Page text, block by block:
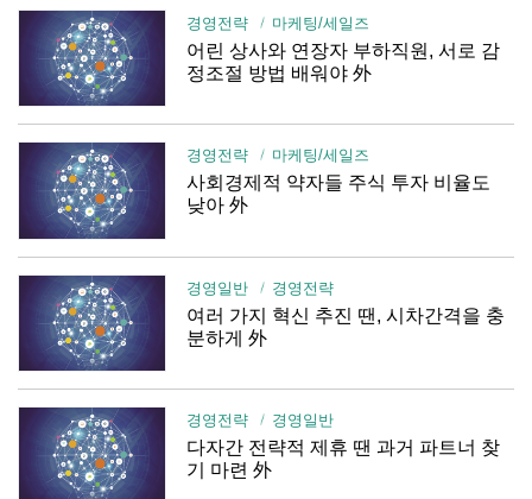
경영전략 마케팅/세일즈
어린 상사와 연장자 부하직원, 서로 감
정조절 방법 배워야 外
경영전략 마케팅/세일즈
사회경제적 약자들 주식 투자 비율도
낮아 外
경영일반 경영전략
여러 가지 혁신 추진 땐, 시차간격을 충
분하게 外
경영전략 경영일반
다자간 전략적 제휴 땐 과거 파트너 찾
기 마련 外